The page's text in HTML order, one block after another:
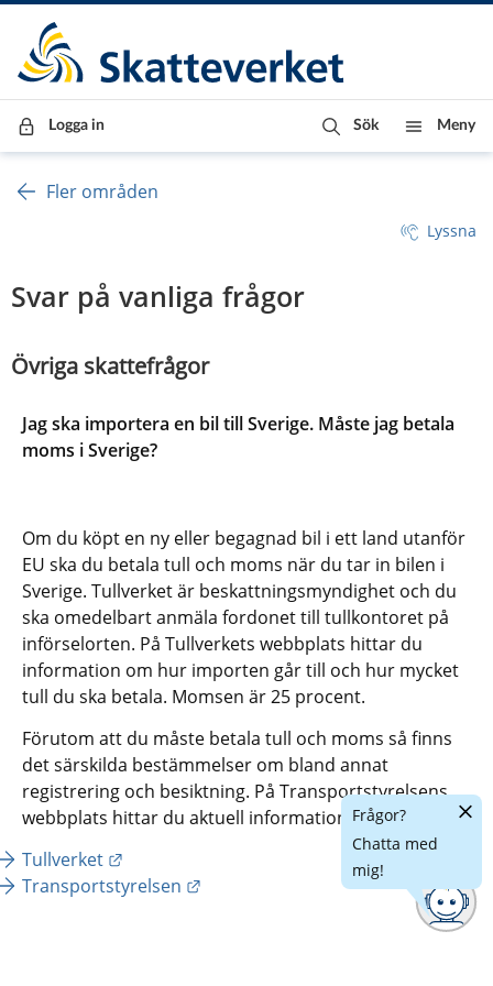
Till innehåll
Till navigationen
Till chattrobot
Logga in Sök Meny
Fler områden
Lyssna
Svar på vanliga frågor
Övriga skattefrågor
Jag ska importera en bil till Sverige. Måste jag betala
moms i Sverige?
Om du köpt en ny eller begagnad bil i ett land utanför
EU ska du betala tull och moms när du tar in bilen i
Sverige. Tullverket är beskattningsmyndighet och du
ska omedelbart anmäla fordonet till tullkontoret på
införselorten. På Tullverkets webbplats hittar du
information om hur importen går till och hur mycket
tull du ska betala. Momsen är 25 procent.
Förutom att du måste betala tull och moms så finns
det särskilda bestämmelser om bland annat
registrering och besiktning. På Transportstyrelsens
webbplats hittar du aktuell information.
Tullverket
Transportstyrelsen
Länk till annan webbplats.
Frågor?
Chatta med
mig!
Dölj